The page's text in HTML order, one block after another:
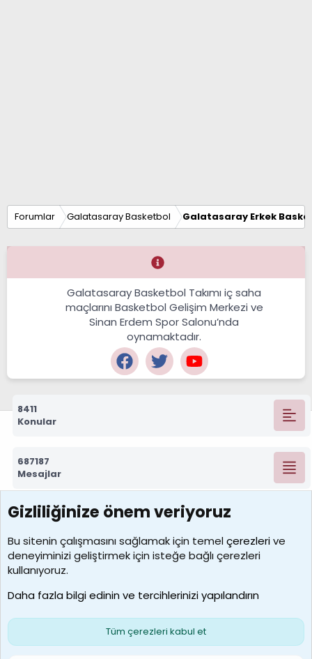
Forumlar Galatasaray Basketbol Galatasaray Erkek
Galatasaray Basketbol Takımı iç saha
maçlarını Basketbol Gelişim Merkezi ve
Sinan Erdem Spor Salonu’nda
oynamaktadır.
8411
Konular
687187
Mesajlar
7388
Kullanıcılar
borabekirogluu
Son üye
Çerezler
S
Gizliliğinize önem veriyoruz
Bu sitenin çalışmasını sağlamak için temelçerezlerive
deneyiminizi geliştirmek için isteğe bağlı çerezleri
kullanıyoruz.
Daha fazla bilgi edinin ve tercihlerinizi yapılandırın
Tüm çerezleri kabul et